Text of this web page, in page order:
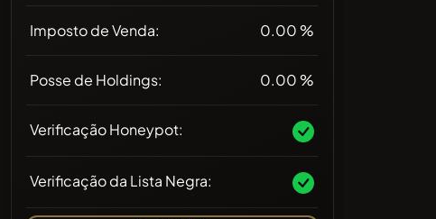
Imposto de Venda: 0.00 %
Posse de Holdings: 0.00 %
Verificação Honeypot:
Verificação da Lista Negra: